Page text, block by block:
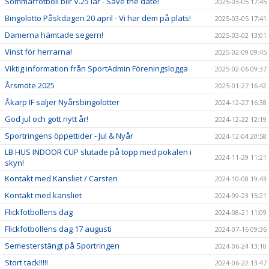
Bingolotto Påskdagen 20 april - Vi har dem på plats! 2025-03-05 17:41
Damerna hämtade segern! 2025-03-02 13:01
Vinst för herrarna! 2025-02-09 09:45
Viktig information från SportAdmin Föreningslogga 2025-02-06 09:37
Årsmöte 2025 2025-01-27 16:42
Åkarp IF säljer Nyårsbingolotter 2024-12-27 16:38
God jul och gott nytt år! 2024-12-22 12:19
Sportringens öppettider - Jul & Nyår 2024-12-04 20:58
LB HUS INDOOR CUP slutade på topp med pokalen i
skyn!
2024-11-29 11:21
Kontakt med Kansliet / Carsten 2024-10-08 19:43
Kontakt med kansliet 2024-09-23 15:21
Flickfotbollens dag 2024-08-21 11:09
Flickfotbollens dag 17 augusti 2024-07-16 09:36
Semesterstängt på Sportringen 2024-06-24 13:10
Stort tack!!!!! 2024-06-22 13:47